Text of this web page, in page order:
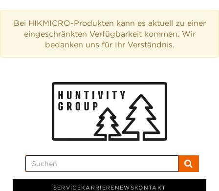
Bei HIKMICRO-Produkten kann es aktuell zu einer
eingeschränkten Verfügbarkeit kommen. Wir
bedanken uns für Ihr Verständnis.
SERVICEKARRIERE NEWSKONTAKT